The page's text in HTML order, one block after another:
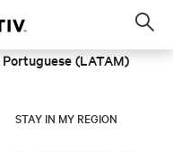
Portuguese (LATAM)
STAY IN MY REGION